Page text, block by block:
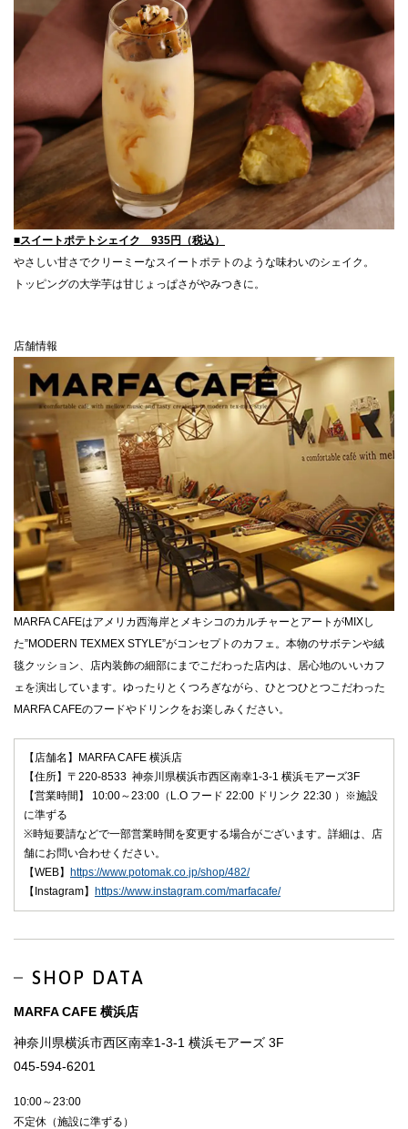
■スイートポテトシェイク 935円（税込）
やさしい甘さでクリーミーなスイートポテトのような味わいのシェイク。
トッピングの大学芋は甘じょっぱさがやみつきに。
店舗情報
MARFA CAFEはアメリカ西海岸とメキシコのカルチャーとアートがMIXし
た”MODERN TEXMEX STYLE”がコンセプトのカフェ。本物のサボテンや絨
毯クッション、店内装飾の細部にまでこだわった店内は、居心地のいいカフ
ェを演出しています。ゆったりとくつろぎながら、ひとつひとつこだわった
MARFA CAFEのフードやドリンクをお楽しみください。​
【店舗名】MARFA CAFE 横浜店
【住所】〒220-8533 神奈川県横浜市西区南幸1-3-1 横浜モアーズ3F
【営業時間】 10:00～23:00（L.O フード 22:00 ドリンク 22:30 ）※施設
に準ずる
※時短要請などで一部営業時間を変更する場合がございます。詳細は、店
舗にお問い合わせください。
【WEB】 https://www.potomak.co.jp/shop/482/
【Instagram】 https://www.instagram.com/marfacafe/
SHOP DATA
MARFA CAFE 横浜店
神奈川県横浜市西区南幸1-3-1 横浜モアーズ 3F
045-594-6201
10:00～23:00
不定休（施設に準ずる）